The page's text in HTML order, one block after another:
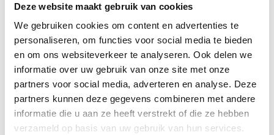
Deze website maakt gebruik van cookies
We gebruiken cookies om content en advertenties te
personaliseren, om functies voor social media te bieden
en om ons websiteverkeer te analyseren. Ook delen we
informatie over uw gebruik van onze site met onze
partners voor social media, adverteren en analyse. Deze
partners kunnen deze gegevens combineren met andere
informatie die u aan ze heeft verstrekt of die ze hebben
verzameld op basis van uw gebruik van hun services.
Meerdere kleuren beschikbaar, app ons gerust voor
aanvullende afbeeldingen.
Kies het aantal:
Gebruik de
handige
berekentool:
Berekentool